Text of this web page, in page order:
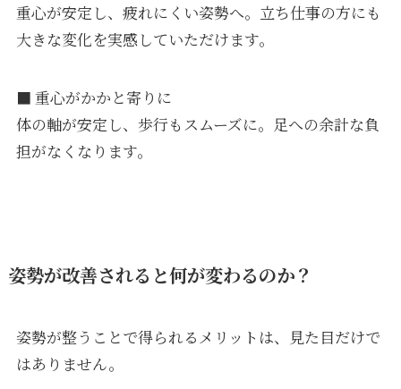
重心が安定し、疲れにくい姿勢へ。立ち仕事の方にも
大きな変化を実感していただけます。
■ 重心がかかと寄りに
体の軸が安定し、歩行もスムーズに。足への余計な負
担がなくなります。
姿勢が改善されると何が変わるのか？
姿勢が整うことで得られるメリットは、見た目だけで
はありません。